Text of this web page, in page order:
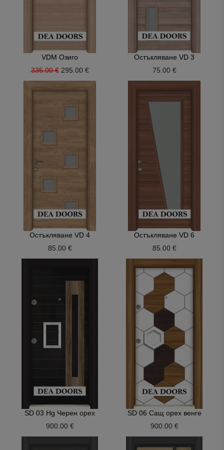
VDM Озиго
335.00 € 295.00 €
Остъкляване VD 3
75.00 €
Остъкляване VD 4
85.00 €
Остъкляване VD 6
85.00 €
SD 03 Hg Черен орех
900.00 €
SD 06 Сащ орех венге
900.00 €